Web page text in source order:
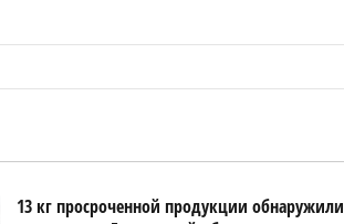
13 кг просроченной продукции обнаружили